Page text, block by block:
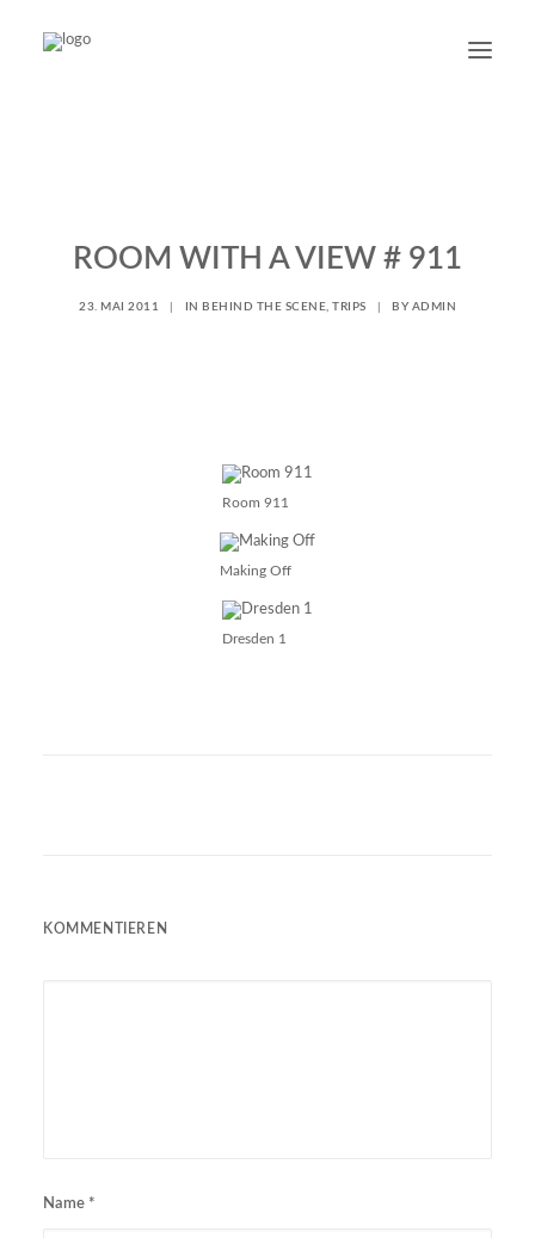
BLOG
CONTACT
ROOM WITH A VIEW # 911
23. MAI 2011 IN BEHIND THE SCENE, TRIPS BY ADMIN
Room 911
Making Off
Dresden 1
KOMMENTIEREN
Name *